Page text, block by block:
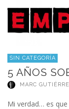
SIN CATEGORÍA
5 AÑOS
MARC
Mi verdad… es